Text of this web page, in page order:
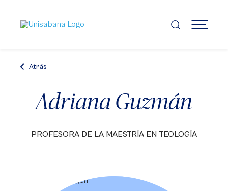
contenido
principal
MENÚ
Atrás
Adriana Guzmán
PROFESORA DE LA MAESTRÍA EN TEOLOGÍA